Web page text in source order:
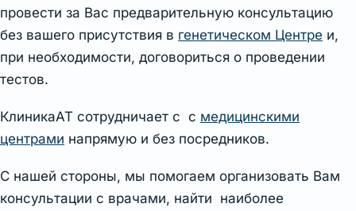
провести за Вас предварительную консультацию
без вашего присутствия в генетическом Центре и,
при необходимости, договориться о проведении
тестов.
КлиникаАТ сотрудничает с с медицинскими
центрами напрямую и без посредников.
С нашей стороны, мы помогаем организовать Вам
консультации с врачами, найти наиболее